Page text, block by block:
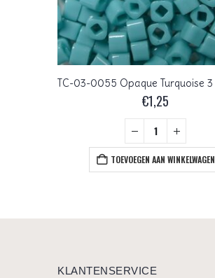
€1,25
TOEVOEGEN AAN WINKELWAGEN
KLANTENSERVICE